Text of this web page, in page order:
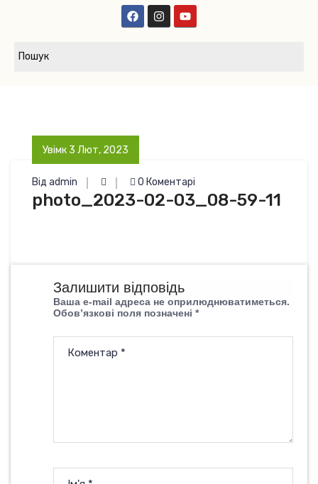
Увімк 3 Лют, 2023
Від admin 0 Коментарі
photo_2023-02-03_08-59-11
Залишити відповідь
Ваша e-mail адреса не оприлюднюватиметься.
Обов’язкові поля позначені *
Коментар *